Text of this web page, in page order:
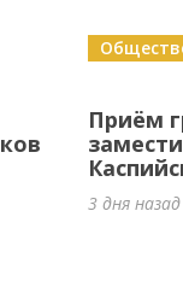
Приём
3 дня